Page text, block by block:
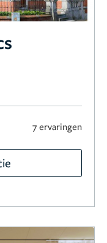
7 ervaringen